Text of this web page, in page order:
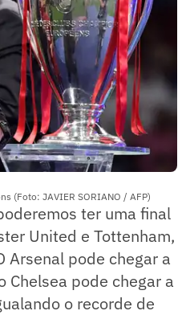
(Foto: JAVIER SORIANO / AFP)
ter uma final
United e Tottenham,
Arsenal pode chegar a
Chelsea pode chegar a
o recorde de